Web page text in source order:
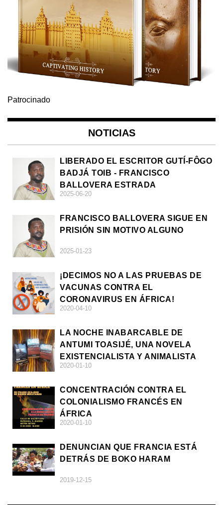
Patrocinado
NOTICIAS
LIBERADO EL ESCRITOR GUTÍ-FÔGO
BADJÁ TOIB - FRANCISCO
BALLOVERA ESTRADA
2025-06-20
FRANCISCO BALLOVERA SIGUE EN
PRISIÓN SIN MOTIVO ALGUNO
2025-01-23
¡DECIMOS NO A LAS PRUEBAS DE
VACUNAS CONTRA EL
CORONAVIRUS EN ÁFRICA!
2020-04-10
LA NOCHE INABARCABLE DE
ANTUMI TOASIJÉ, UNA NOVELA
EXISTENCIALISTA Y ANIMALISTA
2020-01-10
CONCENTRACIÓN CONTRA EL
COLONIALISMO FRANCÉS EN
ÁFRICA
2020-01-10
DENUNCIAN QUE FRANCIA ESTÁ
DETRÁS DE BOKO HARAM
2019-12-15